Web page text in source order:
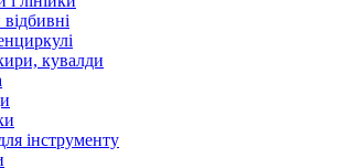
кувалди
інструменту